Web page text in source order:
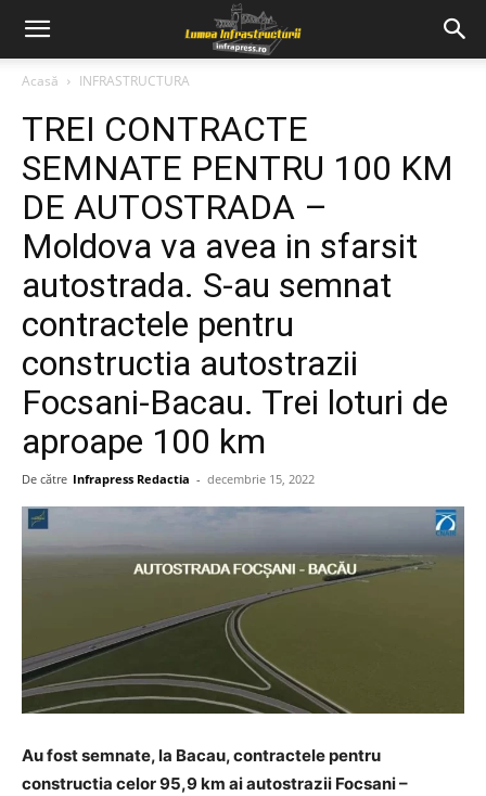
Acasă INFRASTRUCTURA
TREI CONTRACTE
SEMNATE PENTRU 100 KM
DE AUTOSTRADA –
Moldova va avea in sfarsit
autostrada. S-au semnat
contractele pentru
constructia autostrazii
Focsani-Bacau. Trei loturi de
aproape 100 km
De către Infrapress Redactia - decembrie 15, 2022
Au fost semnate, la Bacau, contractele pentru
constructia celor 95,9 km ai autostrazii Focsani –